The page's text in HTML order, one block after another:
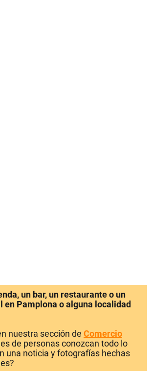
un bar, un restaurante o un
en Pamplona o alguna localidad
nuestra sección de Comercio
de personas conozcan todo lo
una noticia y fotografías hechas